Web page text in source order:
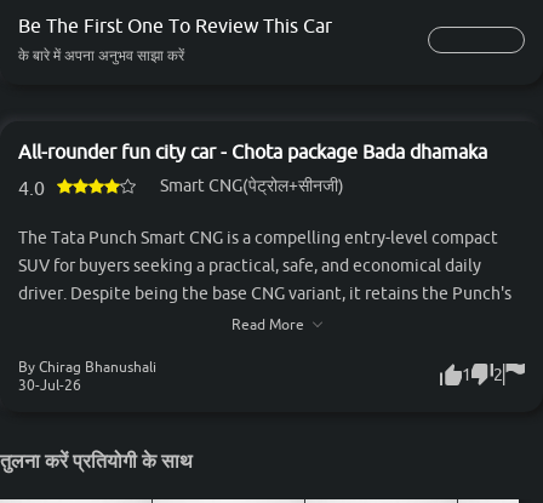
Be The First One To Review This Car
के बारे में अपना अनुभव साझा करें
All-rounder fun city car - Chota package Bada dhamaka
4.0
Smart CNG(पेट्रोल+सीनजी)
The Tata Punch Smart CNG is a compelling entry-level compact
SUV for buyers seeking a practical, safe, and economical daily
driver. Despite being the base CNG variant, it retains the Punch's
rugged SUV styling, commanding driving position, and 193 mm
Powered by Tata's 1.2-litre bi-fuel engine paired with a 5-speed
technology preserves a usable boot space—an advantage over
Read More
By Chirag Bhanushali
30-Jul-26
1 2
तुलना करें प्रतियोगी के साथ